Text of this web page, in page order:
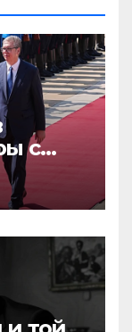
с